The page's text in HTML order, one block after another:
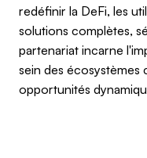
redéfinir la DeFi, les
solutions complètes,
partenariat incarne
sein des
opportunités